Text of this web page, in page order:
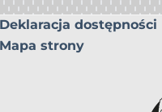
Deklaracja dostępności
Mapa strony